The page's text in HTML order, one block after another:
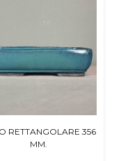
RETTANGOLARE 356
MM.